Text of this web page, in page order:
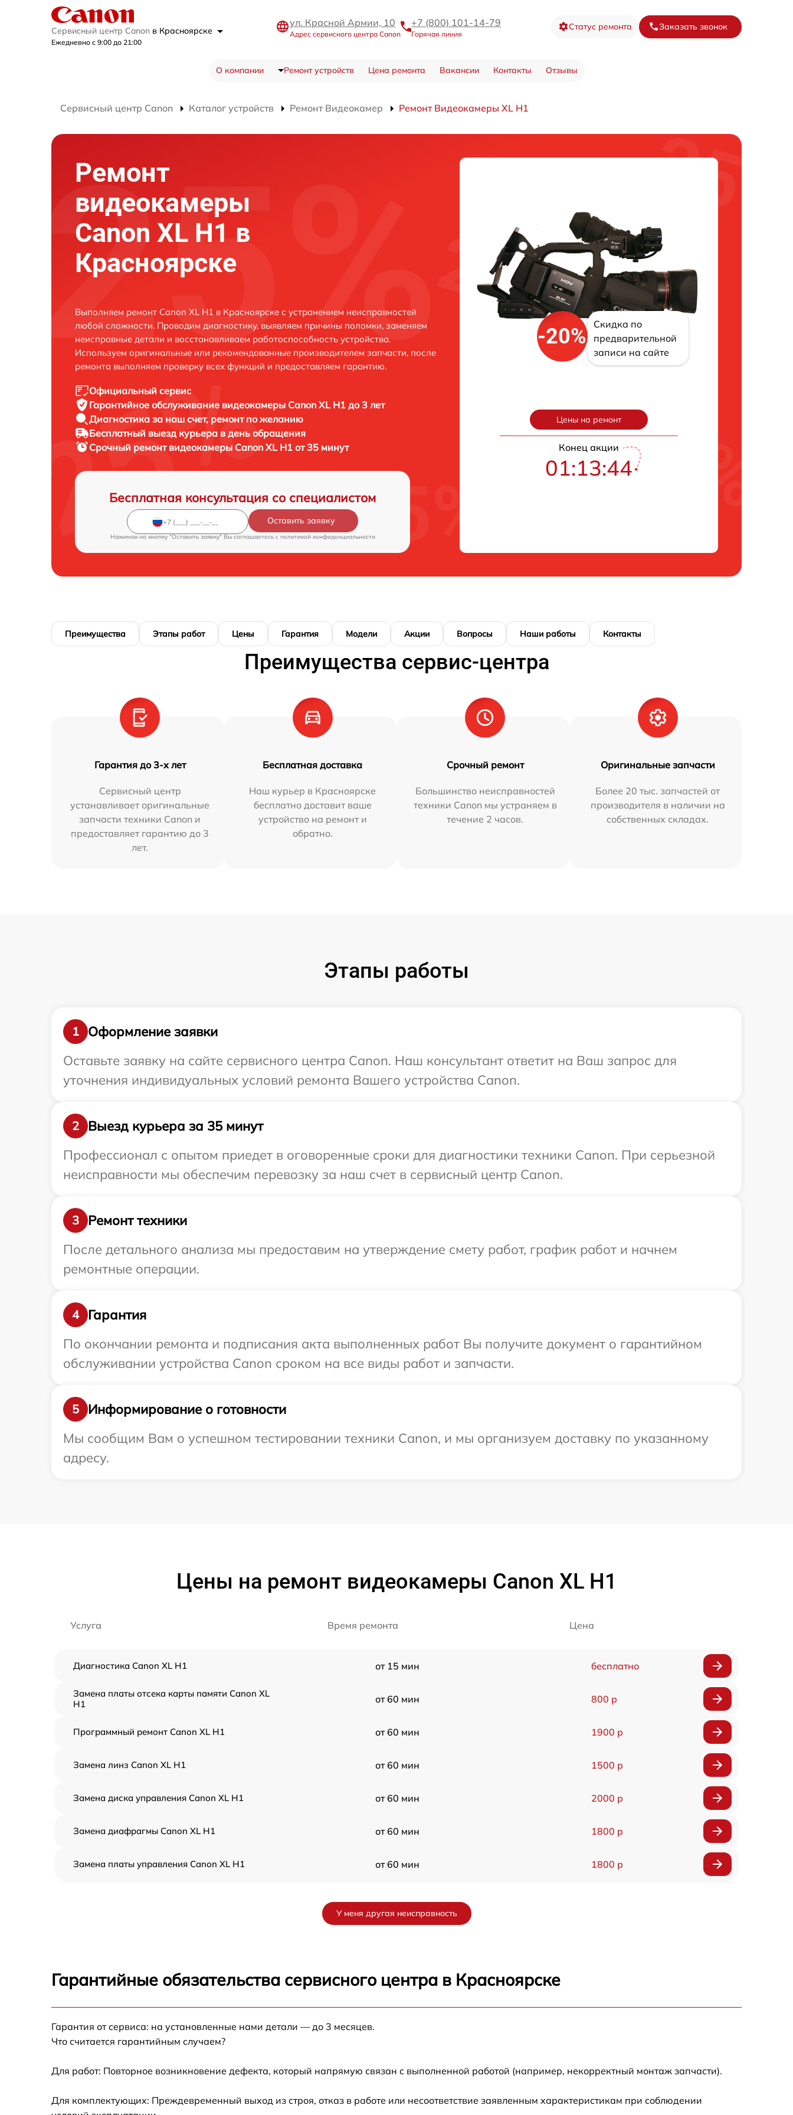
Сервисный центр Canon в Красноярске
Ежедневно с 9:00 до 21:00
ул. Красной Армии, 10
Адрес сервисного центра Canon
+7 (800) 101-14-79
Горячая линия
Статус ремонта Заказать звонок
О компании Ремонт устройств Цена ремонта Вакансии Контакты Отзывы
Сервисный центр Canon Каталог устройств Ремонт Видеокамер Ремонт Видеокамеры XL H1
Ремонт
видеокамеры
Canon XL H1 в
Красноярске
Выполняем ремонт Canon XL H1 в Красноярске с устранением неисправностей
любой сложности. Проводим диагностику, выявляем причины поломки, заменяем
неисправные детали и восстанавливаем работоспособность устройства.
Используем оригинальные или рекомендованные производителем запчасти, после
ремонта выполняем проверку всех функций и предоставляем гарантию.
Официальный сервис
Гарантийное обслуживание видеокамеры Canon XL H1 до 3 лет
Диагностика за наш счет, ремонт по желанию
Бесплатный выезд курьера в день обращения
Срочный ремонт видеокамеры Canon XL H1 от 35 минут
Бесплатная консультация со специалистом
Оставить заявку
Нажимая на кнопку "Оставить заявку" Вы соглашаетесь c политикой конфиденциальности
-20%
Скидка по
предварительной
записи на сайте
Цены на ремонт
Конец акции
01:13:43
Преимущества Этапы работ Цены Гарантия Модели Акции Вопросы Наши работы Контакты
Преимущества сервис-центра
Гарантия до 3-х лет
Сервисный центр
устанавливает оригинальные
запчасти техники Canon и
предоставляет гарантию до 3
лет.
Бесплатная доставка
Наш курьер в Красноярске
бесплатно доставит ваше
устройство на ремонт и
обратно.
Срочный ремонт
Большинство неисправностей
техники Canon мы устраняем в
течение 2 часов.
Оригинальные запчасти
Более 20 тыс. запчастей от
производителя в наличии на
собственных складах.
Этапы работы
1
Оформление заявки
Оставьте заявку на сайте сервисного центра Canon. Наш консультант ответит на Ваш запрос для
уточнения индивидуальных условий ремонта Вашего устройства Canon.
2
Выезд курьера за 35 минут
Профессионал с опытом приедет в оговоренные сроки для диагностики техники Canon. При серьезной
неисправности мы обеспечим перевозку за наш счет в сервисный центр Canon.
3
Ремонт техники
После детального анализа мы предоставим на утверждение смету работ, график работ и начнем
ремонтные операции.
4
Гарантия
По окончании ремонта и подписания акта выполненных работ Вы получите документ о гарантийном
обслуживании устройства Canon сроком на все виды работ и запчасти.
5
Информирование о готовности
Мы сообщим Вам о успешном тестировании техники Canon, и мы организуем доставку по указанному
адресу.
Цены на ремонт видеокамеры Canon XL H1
Услуга Время ремонта Цена
Диагностика Canon XL H1 от 15 мин бесплатно
Замена платы отсека карты памяти Canon XL
H1
от 60 мин 800 р
Программный ремонт Canon XL H1 от 60 мин 1900 р
Замена линз Canon XL H1 от 60 мин 1500 р
Замена диска управления Canon XL H1 от 60 мин 2000 р
Замена диафрагмы Canon XL H1 от 60 мин 1800 р
Замена платы управления Canon XL H1 от 60 мин 1800 р
Замена кнопки включения Canon XL H1
У меня другая неисправность
Гарантийные обязательства сервисного центра в Красноярске
Гарантия от сервиса: на установленные нами детали — до 3 месяцев.
Что считается гарантийным случаем?
Для работ: Повторное возникновение дефекта, который напрямую связан с выполненной работой (например, некорректный монтаж запчасти).
Для комплектующих: Преждевременный выход из строя, отказ в работе или несоответствие заявленным характеристикам при соблюдении